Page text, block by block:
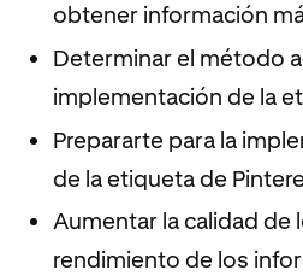
obtener información
Determinar el método
implementación de la
Prepararte para la
de la etiqueta de
Aumentar la calidad de
rendimiento de los